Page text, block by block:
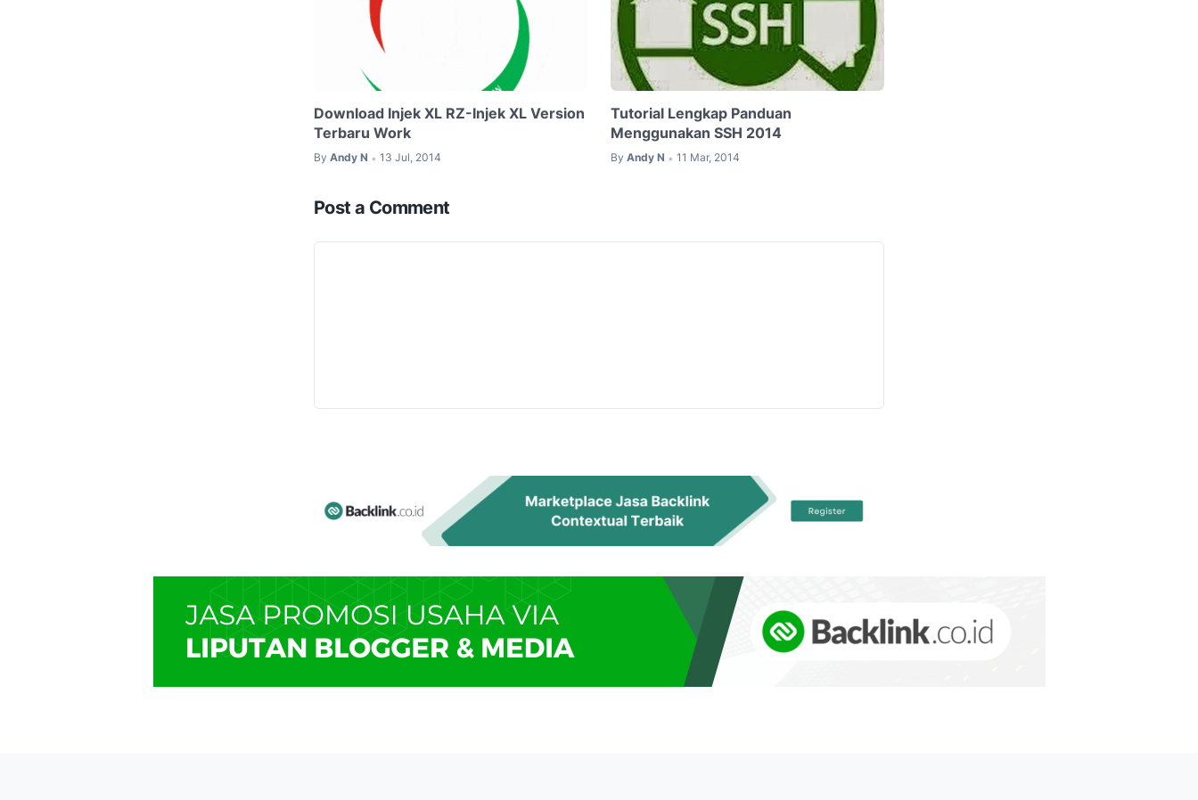
Download Injek XL RZ-Injek XL Version
Terbaru Work
By Andy N • 13 Jul, 2014
Tutorial Lengkap Panduan
Menggunakan SSH 2014
By Andy N • 11 Mar, 2014
Post a Comment